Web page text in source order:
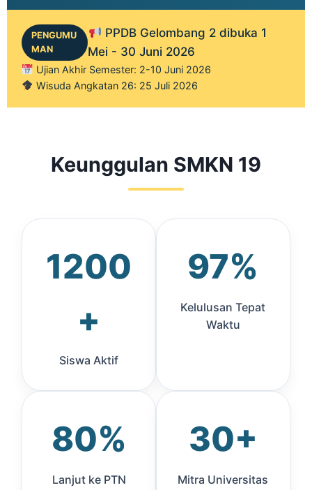
PENGUMU
MAN
PPDB Gelombang 2 dibuka 1
Mei - 30 Juni 2026
Ujian Akhir Semester: 2-10 Juni 2026
Wisuda Angkatan 26: 25 Juli 2026
Keunggulan SMKN 19
1200
+
Siswa Aktif
97%
Kelulusan Tepat
Waktu
80%
Lanjut ke PTN
30+
Mitra Universitas